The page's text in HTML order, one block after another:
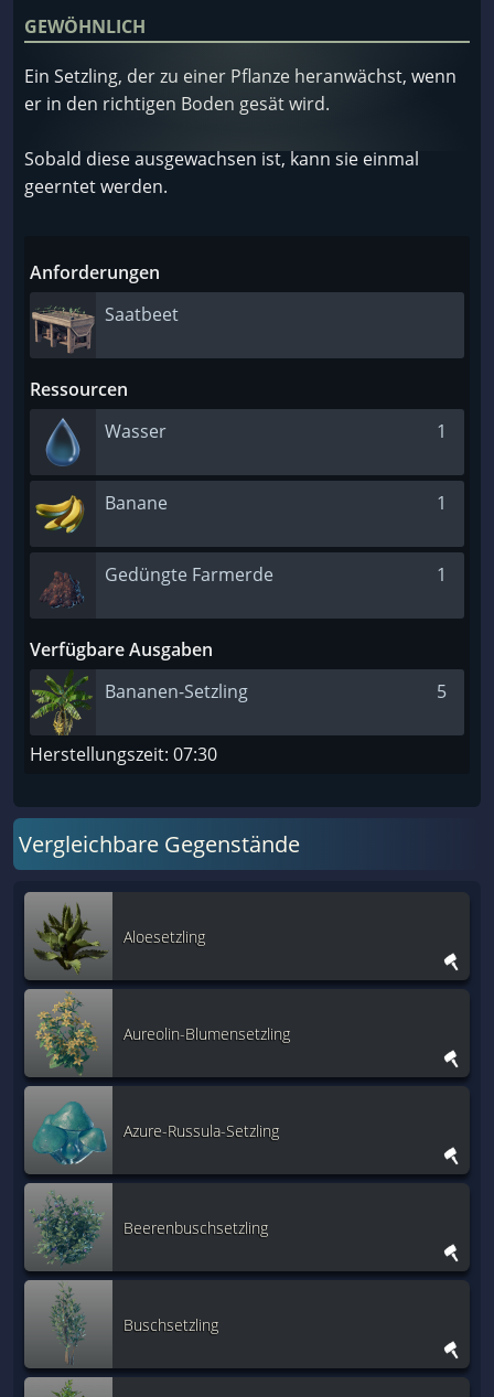
GEWÖHNLICH
Ein Setzling, der zu einer Pflanze heranwächst, wenn
er in den richtigen Boden gesät wird.
Sobald diese ausgewachsen ist, kann sie einmal
geerntet werden.
Anforderungen
Saatbeet
Ressourcen
Wasser
1
Banane 1
Gedüngte Farmerde 1
Verfügbare Ausgaben
Bananen-Setzling
5
Herstellungszeit: 07:30
Vergleichbare Gegenstände
Aloesetzling
Aureolin-Blumensetzling
Azure-Russula-Setzling
Beerenbuschsetzling
Buschsetzling